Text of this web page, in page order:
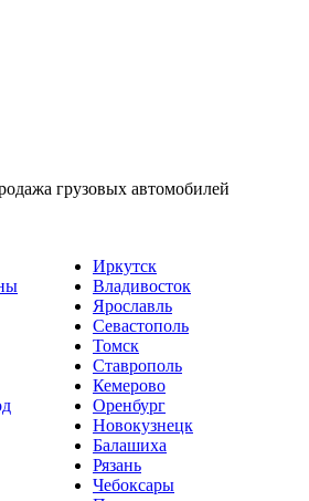
грузовых автомобилей
Иркутск
Владивосток
Ярославль
Севастополь
Томск
Ставрополь
Кемерово
Оренбург
Новокузнецк
Балашиха
Рязань
Чебоксары